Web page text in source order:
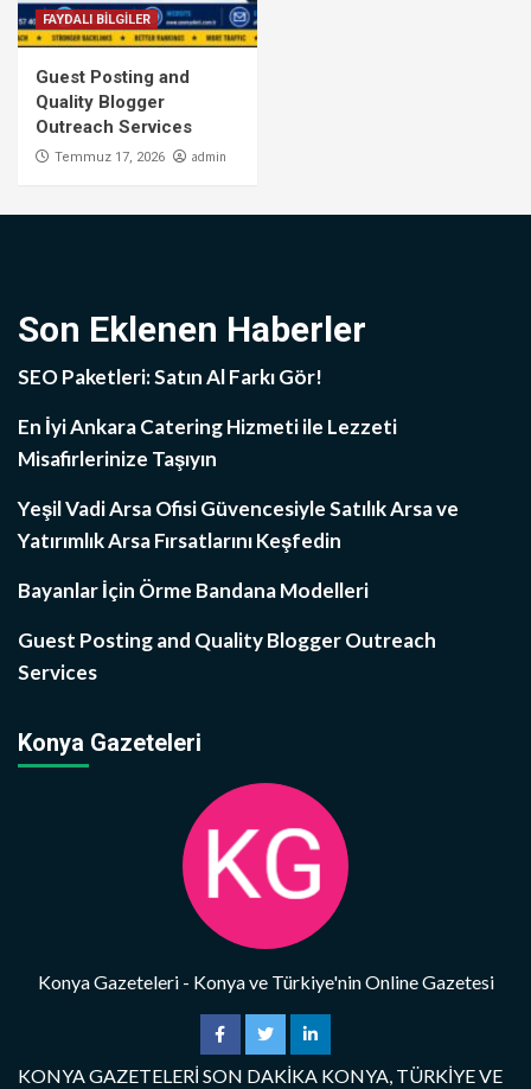
FAYDALI BİLGİLER
Guest Posting and
Quality Blogger
Outreach Services
Temmuz 17, 2026 admin
Son Eklenen Haberler
SEO Paketleri: Satın Al Farkı Gör!
En İyi Ankara Catering Hizmeti ile Lezzeti
Misafirlerinize Taşıyın
Yeşil Vadi Arsa Ofisi Güvencesiyle Satılık Arsa ve
Yatırımlık Arsa Fırsatlarını Keşfedin
Bayanlar İçin Örme Bandana Modelleri
Guest Posting and Quality Blogger Outreach
Services
Konya Gazeteleri
Konya Gazeteleri - Konya ve Türkiye'nin Online Gazetesi
KONYA GAZETELERİ SON DAKİKA KONYA, TÜRKİYE VE